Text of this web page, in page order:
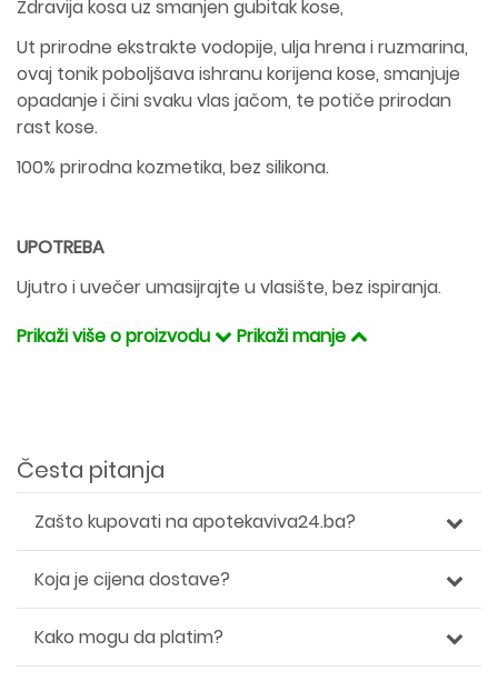
Zdravija kosa uz smanjen gubitak kose,
Ut prirodne ekstrakte vodopije, ulja hrena i ruzmarina,
ovaj tonik poboljšava ishranu korijena kose, smanjuje
opadanje i čini svaku vlas jačom, te potiče prirodan
rast kose.
100% prirodna kozmetika, bez silikona.
UPOTREBA
Ujutro i uvečer umasijrajte u vlasište, bez ispiranja.
Prikaži više o proizvodu
Prikaži manje
Česta pitanja
Zašto kupovati na apotekaviva24.ba?
Koja je cijena dostave?
Kako mogu da platim?